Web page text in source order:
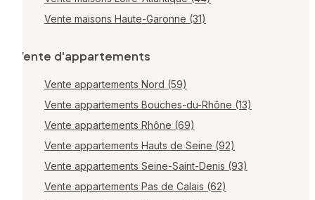
Vente maisons Haute-Garonne (31)
Vente d'appartements
Vente appartements Nord (59)
Vente appartements Bouches-du-Rhône (13)
Vente appartements Rhône (69)
Vente appartements Hauts de Seine (92)
Vente appartements Seine-Saint-Denis (93)
Vente appartements Pas de Calais (62)